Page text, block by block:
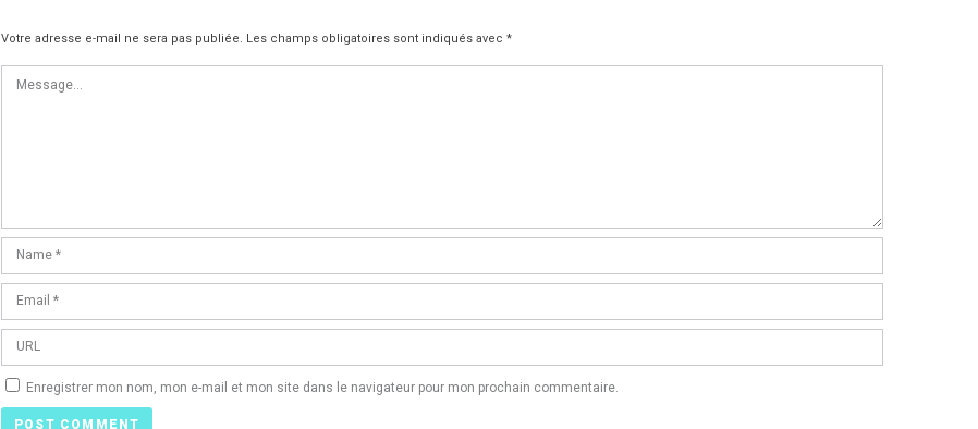
Votre adresse e-mail ne sera pas publiée. Les champs obligatoires sont indiqués avec *
Enregistrer mon nom, mon e-mail et mon site dans le navigateur pour mon prochain commentaire.